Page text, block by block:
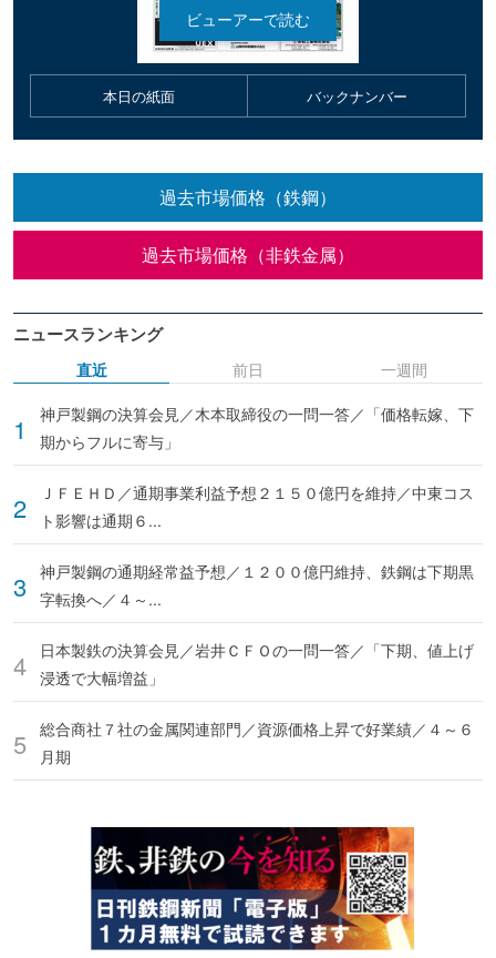
本日の紙面 バックナンバー
過去市場価格（鉄鋼）
過去市場価格（非鉄金属）
ニュースランキング
直近
神戸製鋼の決算会見／木本取締役の一問一答／「価格転嫁、下
期からフルに寄与」
ＪＦＥＨＤ／通期事業利益予想２１５０億円を維持／中東コス
ト影響は通期６...
神戸製鋼の通期経常益予想／１２００億円維持、鉄鋼は下期黒
字転換へ／４～...
日本製鉄の決算会見／岩井ＣＦＯの一問一答／「下期、値上げ
浸透で大幅増益」
総合商社７社の金属関連部門／資源価格上昇で好業績／４～６
月期
前日 一週間